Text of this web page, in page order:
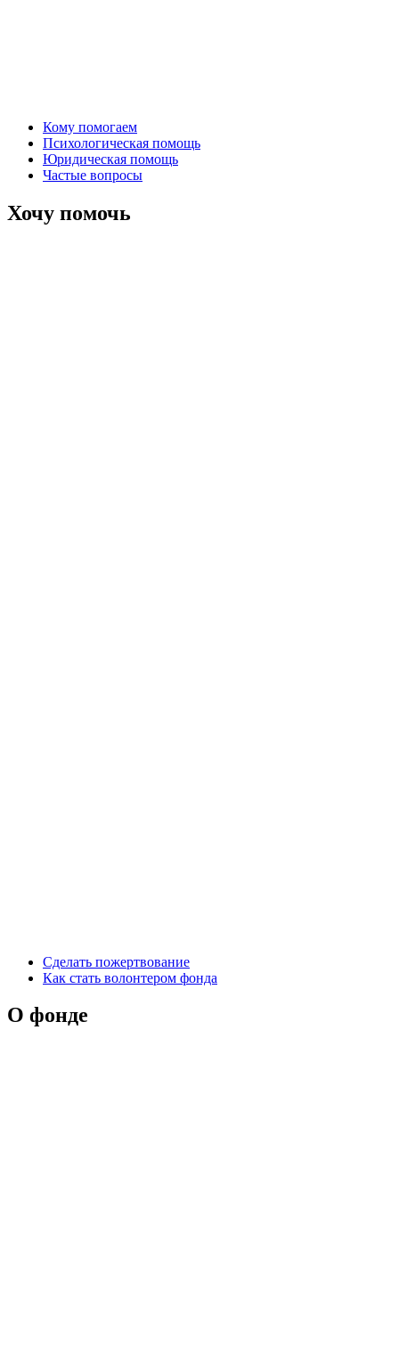
Кому помогаем
Психологическая помощь
Юридическая помощь
Частые вопросы
Хочу помочь
Сделать пожертвование
Как стать волонтером фонда
О фонде